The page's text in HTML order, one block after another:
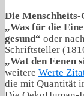
Die
„Was für die
gesund“ oder
Schriftsteller
„Wat den Eenen
weitere Werte
die mit Quantität